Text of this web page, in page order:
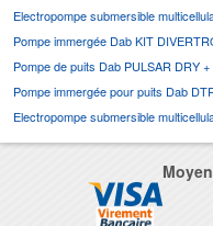
Electropompe submersible
Pompe immergée Dab KIT
Pompe de puits Dab PULSAR DRY +
Pompe immergée pour puits Dab
Electropompe submersible